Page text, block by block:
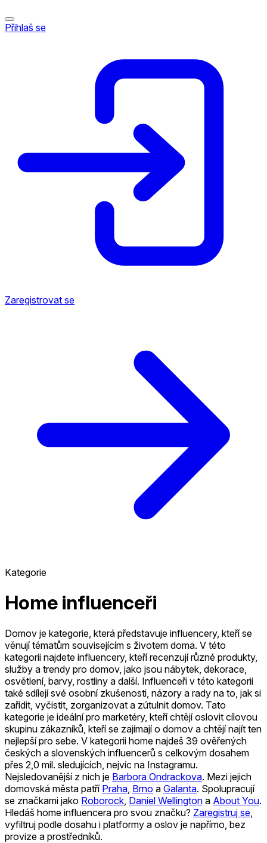
Přihlaš se
Zaregistrovat se
Kategorie
Home influenceři
Domov je kategorie, která představuje influencery, kteří se
věnují tématům souvisejícím s životem doma. V této
kategorii najdete influencery, kteří recenzují různé produkty,
služby a trendy pro domov, jako jsou nábytek, dekorace,
osvětlení, barvy, rostliny a další. Influenceři v této kategorii
také sdílejí své osobní zkušenosti, názory a rady na to, jak si
zařídit, vyčistit, zorganizovat a zútulnit domov. Tato
kategorie je ideální pro marketéry, kteří chtějí oslovit cílovou
skupinu zákazníků, kteří se zajímají o domov a chtějí najít ten
nejlepší pro sebe. V kategorii home najdeš 39 ověřených
českých a slovenských influencerů s celkovým dosahem
přes 2,0 mil. sledujících, nejvíc na Instagramu.
Nejsledovanější z nich je Barbora Ondrackova. Mezi jejich
domovská města patří Praha Brno a Galanta. Spolupracují
se značkami jako Roborock Daniel Wellington a About You.
Hledáš home influencera pro svou značku? Zaregistruj se
vyfiltruj podle dosahu i platformy a oslov je napřímo, bez
provize a prostředníků.